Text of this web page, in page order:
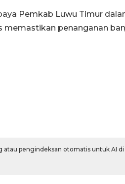
Pemkab Luwu Timur
penanganan
pengindeksan otomatis untuk AI di